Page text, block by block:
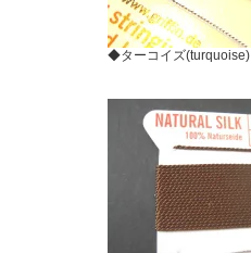
◆ターコイズ(turquoise)